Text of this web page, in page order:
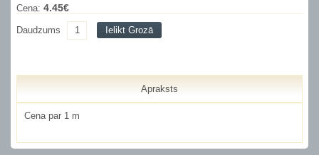
Cena: 4.45€
Daudzums Ielikt Grozā
Apraksts
Cena par 1 m